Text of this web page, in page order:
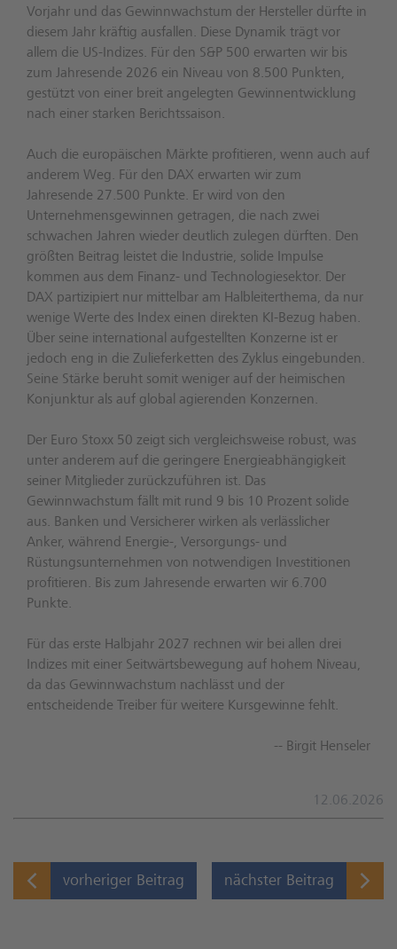
Vorjahr und das Gewinnwachstum der Hersteller dürfte in
diesem Jahr kräftig ausfallen. Diese Dynamik trägt vor
allem die US-Indizes. Für den S&P 500 erwarten wir bis
zum Jahresende 2026 ein Niveau von 8.500 Punkten,
gestützt von einer breit angelegten Gewinnentwicklung
nach einer starken Berichtssaison.
Auch die europäischen Märkte profitieren, wenn auch auf
anderem Weg. Für den DAX erwarten wir zum
Jahresende 27.500 Punkte. Er wird von den
Unternehmensgewinnen getragen, die nach zwei
schwachen Jahren wieder deutlich zulegen dürften. Den
größten Beitrag leistet die Industrie, solide Impulse
kommen aus dem Finanz- und Technologiesektor. Der
DAX partizipiert nur mittelbar am Halbleiterthema, da nur
wenige Werte des Index einen direkten KI-Bezug haben.
Über seine international aufgestellten Konzerne ist er
jedoch eng in die Zulieferketten des Zyklus eingebunden.
Seine Stärke beruht somit weniger auf der heimischen
Konjunktur als auf global agierenden Konzernen.
Der Euro Stoxx 50 zeigt sich vergleichsweise robust, was
unter anderem auf die geringere Energieabhängigkeit
seiner Mitglieder zurückzuführen ist. Das
Gewinnwachstum fällt mit rund 9 bis 10 Prozent solide
aus. Banken und Versicherer wirken als verlässlicher
Anker, während Energie-, Versorgungs- und
Rüstungsunternehmen von notwendigen Investitionen
profitieren. Bis zum Jahresende erwarten wir 6.700
Punkte.
Für das erste Halbjahr 2027 rechnen wir bei allen drei
Indizes mit einer Seitwärtsbewegung auf hohem Niveau,
da das Gewinnwachstum nachlässt und der
entscheidende Treiber für weitere Kursgewinne fehlt.
-- Birgit Henseler
12.06.2026
vorheriger Beitrag nächster Beitrag